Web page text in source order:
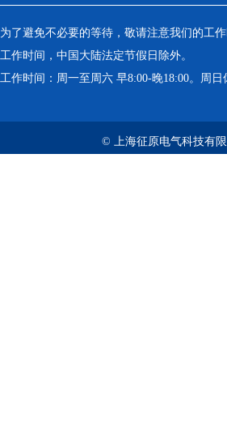
为了避免不必要的等待，敬请注意我们的工
工作时间，中国大陆法定节假日除外。
工作时间：周一至周六 早8:00-晚18:00。周日
© 上海征原电气科技有